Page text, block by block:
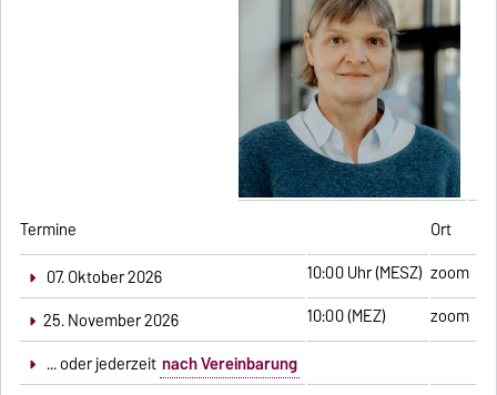
Termine
Ort
07. Oktober 2026
10:00 Uhr (MESZ) zoom
25. November 2026
10:00 (MEZ)
zoom
... oder jederzeit nach Vereinbarung